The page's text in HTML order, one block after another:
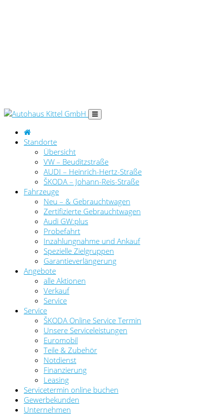
Standorte
Übersicht
VW – Beuditzstraße
AUDI – Heinrich-Hertz-Straße
ŠKODA – Johann-Reis-Straße
Fahrzeuge
Neu – & Gebrauchtwagen
Zertifizierte Gebrauchtwagen
Audi GW:plus
Probefahrt
Inzahlungnahme und Ankauf
Spezielle Zielgruppen
Garantieverlängerung
Angebote
alle Aktionen
Verkauf
Service
Service
ŠKODA Online Service Termin
Unsere Serviceleistungen
Euromobil
Teile & Zubehör
Notdienst
Finanzierung
Leasing
Servicetermin online buchen
Gewerbekunden
Unternehmen